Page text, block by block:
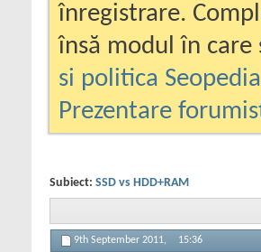
înregistrare.
însă modul în
si politica Seopedia
Prezentare
Subiect: SSD vs HDD+RAM
9th September 2011, 15:36